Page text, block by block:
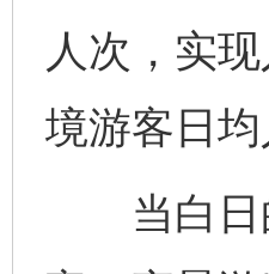
人次，实
境游客日
当白日的